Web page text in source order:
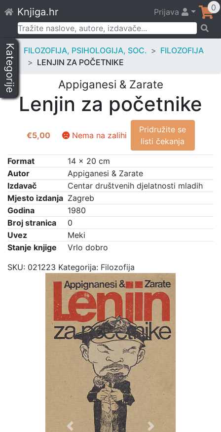
to
content
Knjiga.hr Prijava 0
Pretraži:
Kategorije FILOZOFIJA, PSIHOLOGIJA, SOC.
FILOZOFIJA
LENJIN ZA POČETNIKE
Appiganesi & Zarate
Lenjin za početnike
€5,00 Nema na zalihi
Pridružite se
listi čekanja
Format
14 × 20 cm
Autor
Appiganesi & Zarate
Izdavač
Centar društvenih djelatnosti mladih
Mjesto izdanja Zagreb
Godina
1980
Broj stranica
0
Uvez
Meki
Stanje knjige
Vrlo dobro
SKU: 021223 Kategorija: Filozofija
Previous Next